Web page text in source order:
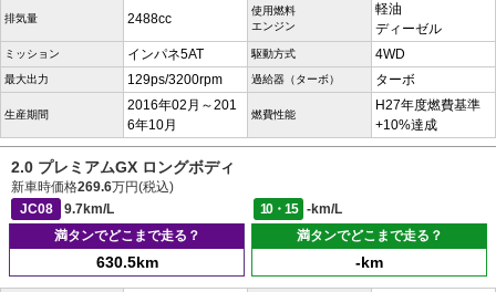
排気量 2488cc
使用燃料
エンジン
軽油
ディーゼル
ミッション インパネ5AT 駆動方式 4WD
最大出力 129ps/3200rpm 過給器（ターボ） ターボ
生産期間
2016年02月～201
6年10月
燃費性能
H27年度燃費基準
+10%達成
2.0 プレミアムGX ロングボディ
新車時価格269.6万円(税込)
JC08
9.7km/L 10・15
-km/L
満タンでどこまで走る？
630.5km
満タンでどこまで走る？
-km